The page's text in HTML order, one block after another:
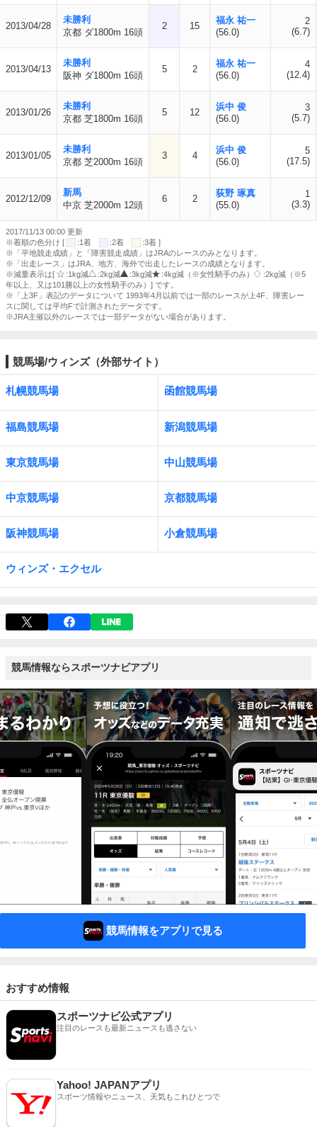
2013/04/28
未勝利
京都 ダ1800m 16頭
2 15
福永 祐一
(56.0)
2
(6.7)
2013/04/13
未勝利
阪神 ダ1800m 16頭
5 2
福永 祐一
(56.0)
4
(12.4)
2013/01/26
未勝利
京都 芝1800m 16頭
5 12
浜中 俊
(56.0)
3
(5.7)
2013/01/05
未勝利
京都 芝2000m 16頭
3 4
浜中 俊
(56.0)
5
(17.5)
2012/12/09
新馬
中京 芝2000m 12頭
6 2
荻野 琢真
(55.0)
1
(3.3)
2017/11/13 00:00 更新
※着順の色分け [
:1着 :2着
:3着 ]
※「平地競走成績」と「障害競走成績」はJRAのレースのみとなります。
※「出走レース」はJRA、地方、海外で出走したレースの成績となります。
※減量表示は[
:1kg減 :2kg減 :3kg減 :4kg減（※女性騎手のみ）
:2kg減（※5
年以上、又は101勝以上の女性騎手のみ）] です。
※「上3F」表記のデータについて 1993年4月以前では一部のレースが上4F、障害レー
スに関しては平均Fで計測されたデータです。
※JRA主催以外のレースでは一部データがない場合があります。
競馬場/ウィンズ（外部サイト）
札幌競馬場 函館競馬場
福島競馬場 新潟競馬場
東京競馬場 中山競馬場
中京競馬場 京都競馬場
阪神競馬場 小倉競馬場
ウィンズ・エクセル
競馬情報ならスポーツナビアプリ
競馬情報をアプリで見る
おすすめ情報
スポーツナビ公式アプリ
注目のレースも最新ニュースも逃さない
Yahoo! JAPANアプリ
スポーツ情報やニュース、天気もこれひとつで